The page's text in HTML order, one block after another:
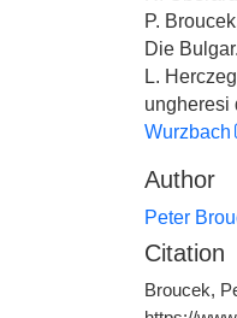
P.
Die
L.
ungheresi
Wurzbach
Author
Peter
Citation
Broucek,